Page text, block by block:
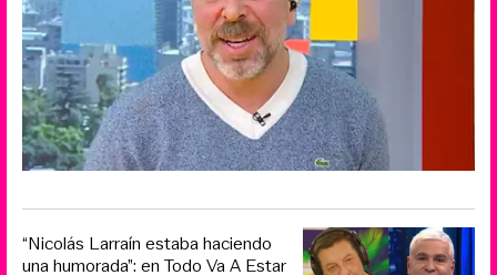
“Nicolás Larraín estaba haciendo
una humorada”: en Todo Va A Estar